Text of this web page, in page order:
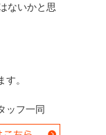
ないかと思
。
一同